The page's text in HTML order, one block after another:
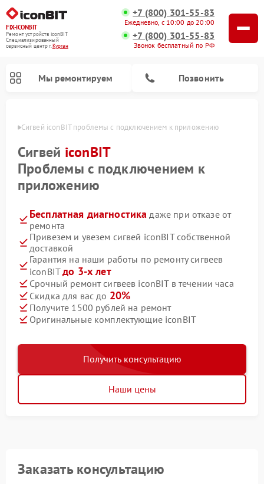
FIX-ICONBIT
Ремонт устройств iconBIT
Специализированный
cервисный центр г.Курган
+7 (800) 301-55-83
Ежедневно, с 10:00 до 20:00
+7 (800) 301-55-83
Звонок бесплатный по РФ
Мы ремонтируем Позвонить
Сигвей iconBIT проблемы с подключением к приложению
Сигвей iconBIT
Проблемы с подключением к
приложению
Бесплатная диагностика даже при отказе от
ремонта
Привезем и увезем сигвей iconBIT собственной
доставкой
Гарантия на наши работы по ремонту сигвеев
iconBITдо 3-х лет
Срочный ремонт сигвеев iconBIT в течении часа
Скидка для вас до 20%
Получите 1500 рублей на ремонт
Оригинальные комплектующие iconBIT
Получить консультацию
Наши цены
Заказать консультацию